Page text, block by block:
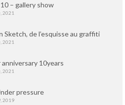
– gallery show
2021
Sketch, de l’esquisse au graffiti
2021
anniversary 10years
2021
pressure
2019